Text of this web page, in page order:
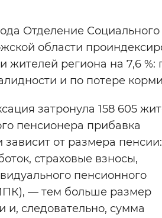
Цвет сайта
Инверсивный
Синий фон
Изображения
Выключены
Остановить
Отделение Социального
области
жителей региона на 7,6 %:
и по потере
затронула 158 605
пенсионера прибавка
зависит от размера
страховые взносы,
пенсионного
— тем больше размер
и, следовательно, сумма